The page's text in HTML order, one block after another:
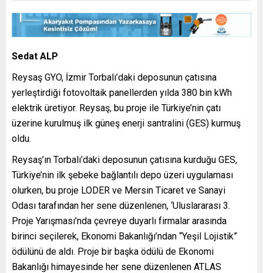
Sedat ALP
Reysaş GYO, İzmir Torbalı’daki deposunun çatısına
yerleştirdiği fotovoltaik panellerden yılda 380 bin kWh
elektrik üretiyor. Reysaş, bu proje ile Türkiye’nin çatı
üzerine kurulmuş ilk güneş enerji santralini (GES) kurmuş
oldu.
Reysaş’ın Torbalı’daki deposunun çatısına kurduğu GES,
Türkiye’nin ilk şebeke bağlantılı depo üzeri uygulaması
olurken, bu proje LODER ve Mersin Ticaret ve Sanayi
Odası tarafından her sene düzenlenen, ‘Uluslararası 3.
Proje Yarışması’nda çevreye duyarlı firmalar arasında
birinci seçilerek, Ekonomi Bakanlığı’ndan “Yeşil Lojistik”
ödülünü de aldı. Proje bir başka ödülü de Ekonomi
Bakanlığı himayesinde her sene düzenlenen ATLAS